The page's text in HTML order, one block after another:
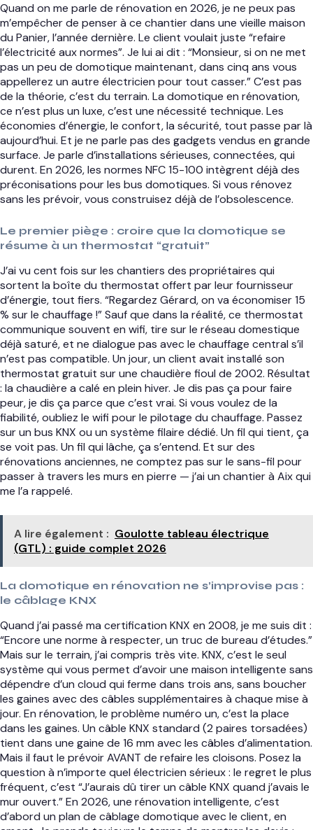
Quand on me parle de rénovation en 2026, je ne peux pas
m’empêcher de penser à ce chantier dans une vieille maison
du Panier, l’année dernière. Le client voulait juste “refaire
l’électricité aux normes”. Je lui ai dit : “Monsieur, si on ne met
pas un peu de domotique maintenant, dans cinq ans vous
appellerez un autre électricien pour tout casser.” C’est pas
de la théorie, c’est du terrain. La domotique en rénovation,
ce n’est plus un luxe, c’est une nécessité technique. Les
économies d’énergie, le confort, la sécurité, tout passe par là
aujourd’hui. Et je ne parle pas des gadgets vendus en grande
surface. Je parle d’installations sérieuses, connectées, qui
durent. En 2026, les normes NFC 15-100 intègrent déjà des
préconisations pour les bus domotiques. Si vous rénovez
sans les prévoir, vous construisez déjà de l’obsolescence.
Le premier piège : croire que la domotique se
résume à un thermostat “gratuit”
J’ai vu cent fois sur les chantiers des propriétaires qui
sortent la boîte du thermostat offert par leur fournisseur
d’énergie, tout fiers. “Regardez Gérard, on va économiser 15
% sur le chauffage !” Sauf que dans la réalité, ce thermostat
communique souvent en wifi, tire sur le réseau domestique
déjà saturé, et ne dialogue pas avec le chauffage central s’il
n’est pas compatible. Un jour, un client avait installé son
thermostat gratuit sur une chaudière fioul de 2002. Résultat
: la chaudière a calé en plein hiver. Je dis pas ça pour faire
peur, je dis ça parce que c’est vrai. Si vous voulez de la
fiabilité, oubliez le wifi pour le pilotage du chauffage. Passez
sur un bus KNX ou un système filaire dédié. Un fil qui tient, ça
se voit pas. Un fil qui lâche, ça s’entend. Et sur des
rénovations anciennes, ne comptez pas sur le sans-fil pour
passer à travers les murs en pierre — j’ai un chantier à Aix qui
me l’a rappelé.
A lire également : Goulotte tableau électrique
(GTL) : guide complet 2026
La domotique en rénovation ne s’improvise pas :
le câblage KNX
Quand j’ai passé ma certification KNX en 2008, je me suis dit :
“Encore une norme à respecter, un truc de bureau d’études.”
Mais sur le terrain, j’ai compris très vite. KNX, c’est le seul
système qui vous permet d’avoir une maison intelligente sans
dépendre d’un cloud qui ferme dans trois ans, sans boucher
les gaines avec des câbles supplémentaires à chaque mise à
jour. En rénovation, le problème numéro un, c’est la place
dans les gaines. Un câble KNX standard (2 paires torsadées)
tient dans une gaine de 16 mm avec les câbles d’alimentation.
Mais il faut le prévoir AVANT de refaire les cloisons. Posez la
question à n’importe quel électricien sérieux : le regret le plus
fréquent, c’est “J’aurais dû tirer un câble KNX quand j’avais le
mur ouvert.” En 2026, une rénovation intelligente, c’est
d’abord un plan de câblage domotique avec le client, en